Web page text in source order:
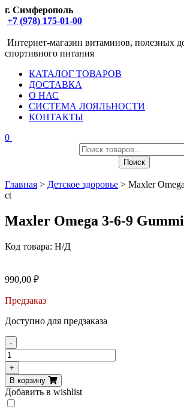
г. Симферополь
+7 (978) 175-01-00
Интернет-магазин витаминов, полезных
спортивного питания
КАТАЛОГ ТОВАРОВ
ДОСТАВКА
О НАС
СИСТЕМА ЛОЯЛЬНОСТИ
КОНТАКТЫ
0
Поиск
товаров
Поиск
Главная > Детское здоровье > Maxler
ct
Maxler Omega 3-6-9
Код товара: Н/Д
990,00 ₽
Предзаказ
Доступно для предзаказа
-
Количество
товара
Maxler
Omega
3-
6-
+
В корзину
Добавить в wishlist